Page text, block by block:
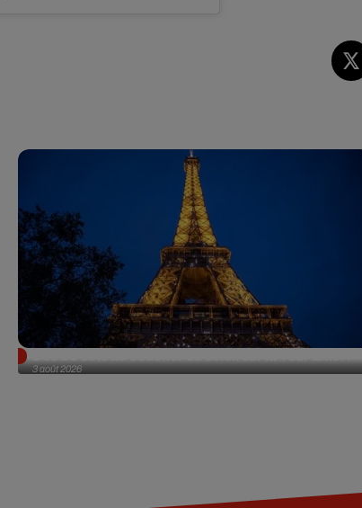
3 août 2026